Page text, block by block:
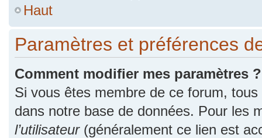
Haut
Paramètres et préférences
Comment modifier mes paramètres ?
Si vous êtes membre de ce forum,
dans notre base de données. Pour les
l’utilisateur(généralement ce lien est